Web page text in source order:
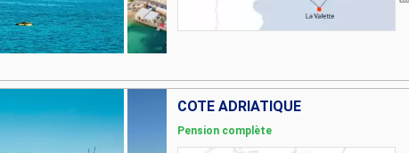
CÔTE ADRIATIQUE
Pension complète